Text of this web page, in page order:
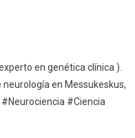
en genética clínica ).
en Messukeskus,
#Neurociencia #Ciencia